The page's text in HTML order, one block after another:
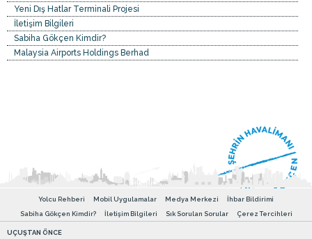
Yeni Dış Hatlar Terminali Projesi
İletişim Bilgileri
Sabiha Gökçen Kimdir?
Malaysia Airports Holdings Berhad
Yolcu Rehberi Mobil Uygulamalar Medya Merkezi
İhbar Bildirimi
Sabiha Gökçen Kimdir?
İletişim Bilgileri Sık Sorulan Sorular Çerez Tercihleri
UÇUŞTAN ÖNCE